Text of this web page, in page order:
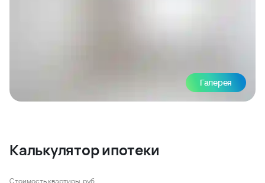
Галерея
Калькулятор ипотеки
Стоимость квартиры, руб.